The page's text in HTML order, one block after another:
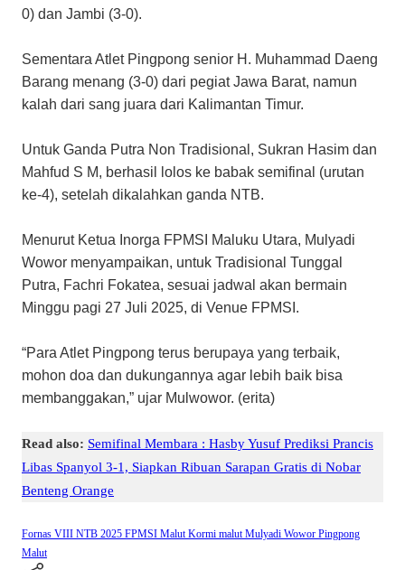
0) dan Jambi (3-0).
Sementara Atlet Pingpong senior H. Muhammad Daeng
Barang menang (3-0) dari pegiat Jawa Barat, namun
kalah dari sang juara dari Kalimantan Timur.
Untuk Ganda Putra Non Tradisional, Sukran Hasim dan
Mahfud S M, berhasil lolos ke babak semifinal (urutan
ke-4), setelah dikalahkan ganda NTB.
Menurut Ketua Inorga FPMSI Maluku Utara, Mulyadi
Wowor menyampaikan, untuk Tradisional Tunggal
Putra, Fachri Fokatea, sesuai jadwal akan bermain
Minggu pagi 27 Juli 2025, di Venue FPMSI.
“Para Atlet Pingpong terus berupaya yang terbaik,
mohon doa dan dukungannya agar lebih baik bisa
membanggakan,” ujar Mulwowor. (erita)
Read also: Semifinal Membara : Hasby Yusuf Prediksi Prancis
Libas Spanyol 3-1, Siapkan Ribuan Sarapan Gratis di Nobar
Benteng Orange
Fornas VIII NTB 2025 FPMSI Malut Kormi malut Mulyadi Wowor Pingpong
Malut